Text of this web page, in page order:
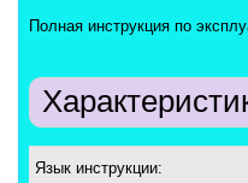
Полная инструкция по
Язык инструкции: